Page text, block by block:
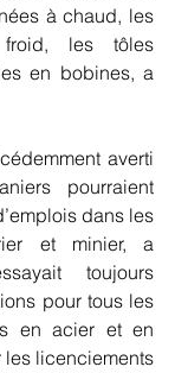
à chaud, les
les tôles
en bobines, a
averti
pourraient
dans les
et minier, a
toujours
pour tous les
en acier et en
licenciements